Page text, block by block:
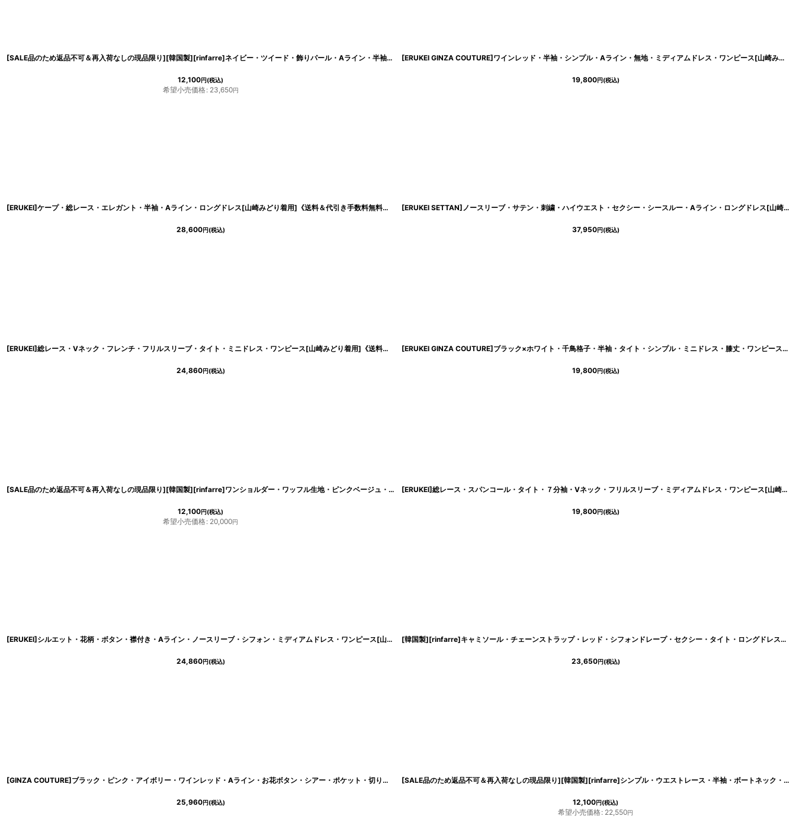
[SALE品のため返品不可＆再入荷なしの現品限り][韓国製][rinfarre]ネイビー・ツイード・飾りパール・Aライン・半袖・ミディアムドレス・ワンピース[山崎みどり着用]mynv [cd-k06110gi]
12,100円(税込)
希望小売価格: 23,650円
[ERUKEI GINZA COUTURE]ワインレッド・半袖・シンプル・Aライン・無地・ミディアムドレス・ワンピース[山崎みどり着用][送料無料]myrd
19,800円(税込)
[ERUKEI]ケープ・総レース・エレガント・半袖・Aライン・ロングドレス[山崎みどり着用]《送料＆代引き手数料無料》mywhwr [lk-e22030]
28,600円(税込)
[ERUKEI SETTAN]ノースリーブ・サテン・刺繍・ハイウエスト・セクシー・シースルー・Aライン・ロングドレス[山崎みどり着用]《送料＆代引き手数料無料》mypk
37,950円(税込)
[ERUKEI]総レース・Vネック・フレンチ・フリルスリーブ・タイト・ミニドレス・ワンピース[山崎みどり着用]《送料＆代引き手数料無料》 mywr [lk-e24097]
24,860円(税込)
[ERUKEI GINZA COUTURE]ブラック×ホワイト・千鳥格子・半袖・タイト・シンプル・ミニドレス・膝丈・ワンピース[山崎みどり着用][送料無料]mybkwh
19,800円(税込)
[SALE品のため返品不可＆再入荷なしの現品限り][韓国製][rinfarre]ワンショルダー・ワッフル生地・ピンクベージュ・五分袖・シンプル・タイト・ミディアム・ドレス・ワンピース[山崎みどり着用]mywh [cd-k06106gi]
12,100円(税込)
希望小売価格: 20,000円
[ERUKEI]総レース・スパンコール・タイト・７分袖・Vネック・フリルスリーブ・ミディアムドレス・ワンピース[山崎みどり着用][送料無料] mywh
19,800円(税込)
[ERUKEI]シルエット・花柄・ボタン・襟付き・Aライン・ノースリーブ・シフォン・ミディアムドレス・ワンピース[山崎みどり着用][送料無料] [lk-c23082 ]
24,860円(税込)
[韓国製][rinfarre]キャミソール・チェーンストラップ・レッド・シフォンドレープ・セクシー・タイト・ロングドレス・ワンピース[山崎みどり着用][送料無料]myrd
23,650円(税込)
[GINZA COUTURE]ブラック・ピンク・アイボリー・ワインレッド・Aライン・お花ボタン・シアー・ポケット・切り替え・長袖・ミニドレス・ワンピース[山崎みどり着用][送料無料]mybk [lk-c24181]
25,960円(税込)
[SALE品のため返品不可＆再入荷なしの現品限り][韓国製][rinfarre]シンプル・ウエストレース・半袖・ボートネック・マーメイド・フリル・ミディアムドレス・ワンピース[MIRIN・山崎みどり着用][送料無料]myju
12,100円(税込)
希望小売価格: 22,550円